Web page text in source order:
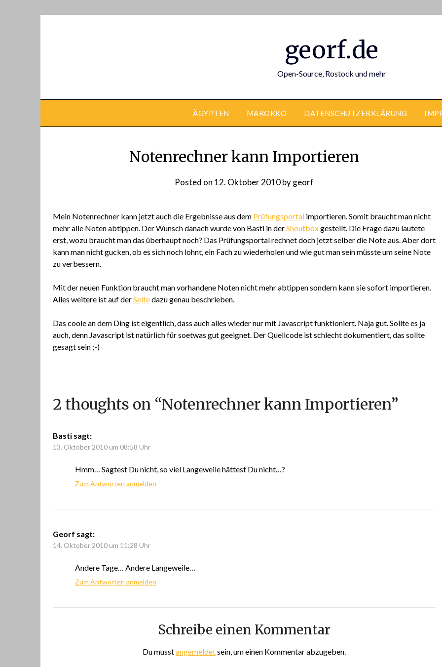
georf.de
Open-Source, Rostock und mehr
ÄGYPTEN MAROKKO DATENSCHUTZERKLÄRUNG
Notenrechner kann Importieren
Posted on 12. Oktober 2010bygeorf
Mein Notenrechner kann jetzt auch die Ergebnisse aus dem Prüfungsportal importieren. Somit braucht man nicht
mehr alle Noten abtippen. Der Wunsch danach wurde von Basti in derShoutboxgestellt. Die Frage dazu lautete
erst, wozu braucht man das überhaupt noch? Das Prüfungsportal rechnet doch jetzt selber die Note aus. Aber dort
kann man nicht gucken, ob es sich noch lohnt, ein Fach zu wiederholen und wie gut man sein müsste um seine Note
zu verbessern.
Mit der neuen Funktion braucht man vorhandene Noten nicht mehr abtippen sondern kann sie sofort importieren.
Alles weitere ist auf derSeitedazu genau beschrieben.
Das coole an dem Ding ist eigentlich, dass auch alles wieder nur mit Javascript funktioniert. Naja gut. Sollte es ja
auch, denn Javascript ist natürlich für soetwas gut geeignet. Der Quellcode ist schlecht dokumentiert, das sollte
gesagt sein ;-)
2 thoughts on “Notenrechner kann Importieren”
Basti sagt:
13. Oktober 2010 um 08:58 Uhr
Hmm… Sagtest Du nicht, so viel Langeweile hättest Du nicht…?
Zum Antworten anmelden
Georf sagt:
14. Oktober 2010 um 11:28 Uhr
Andere Tage… Andere Langeweile…
Zum Antworten anmelden
Schreibe einen Kommentar
Du musstangemeldetsein, um einen Kommentar abzugeben.